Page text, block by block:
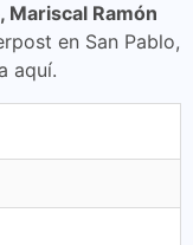
Mariscal Ramón
en San Pablo,
aquí.